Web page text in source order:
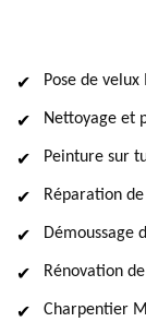
Pose de
Nettoyage et
Peinture sur
Réparation
Démoussage
Rénovation
Charpentier